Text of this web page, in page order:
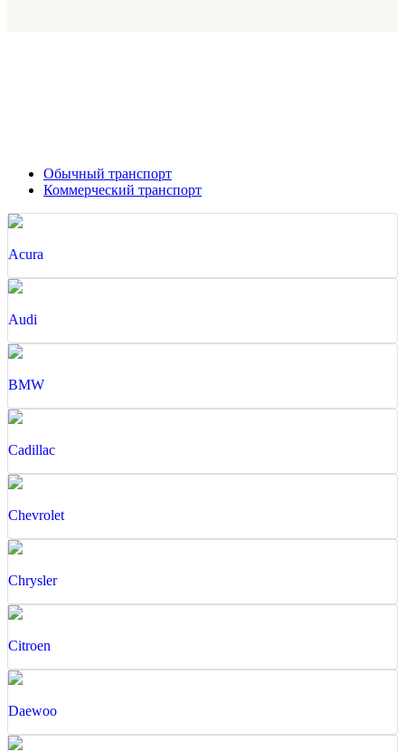
Обычный транспорт
Коммерческий транспорт
Acura
Audi
BMW
Cadillac
Chevrolet
Chrysler
Citroen
Daewoo